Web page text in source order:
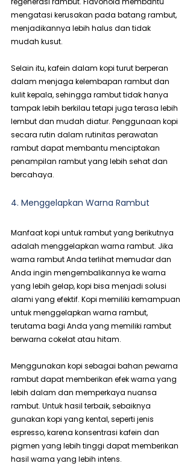
mengatasi kerusakan pada batang rambut,
menjadikannya lebih halus dan tidak
mudah kusut.
Selain itu, kafein dalam kopi turut berperan
dalam menjaga kelembapan rambut dan
kulit kepala, sehingga rambut tidak hanya
tampak lebih berkilau tetapi juga terasa lebih
lembut dan mudah diatur. Penggunaan kopi
secara rutin dalam rutinitas perawatan
rambut dapat membantu menciptakan
penampilan rambut yang lebih sehat dan
bercahaya.
4. Menggelapkan Warna Rambut
Manfaat kopi untuk rambut yang berikutnya
adalah menggelapkan warna rambut. Jika
warna rambut Anda terlihat memudar dan
Anda ingin mengembalikannya ke warna
yang lebih gelap, kopi bisa menjadi solusi
alami yang efektif. Kopi memiliki kemampuan
untuk menggelapkan warna rambut,
terutama bagi Anda yang memiliki rambut
berwarna cokelat atau hitam.
Menggunakan kopi sebagai bahan pewarna
rambut dapat memberikan efek warna yang
lebih dalam dan memperkaya nuansa
rambut. Untuk hasil terbaik, sebaiknya
gunakan kopi yang kental, seperti jenis
espresso, karena konsentrasi kafein dan
pigmen yang lebih tinggi dapat memberikan
hasil warna yang lebih intens.